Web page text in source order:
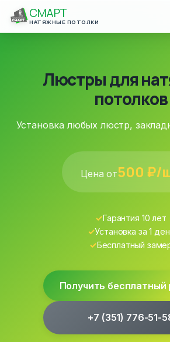
СМАРТ
НАТЯЖНЫЕ ПОТОЛКИ
Люстры для
потолков
Установка любых люстр,
Цена от500 ₽/
✓Гарантия 10 лет
✓Установка за 1
✓Бесплатный
Получить бесплатный
+7 (351) 776-51-